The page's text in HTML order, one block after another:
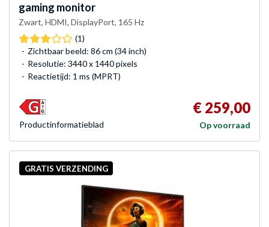
gaming monitor
Zwart, HDMI, DisplayPort, 165 Hz
(1)
Zichtbaar beeld: 86 cm (34 inch)
Resolutie: 3440 x 1440 pixels
Reactietijd: 1 ms (MPRT)
€ 259,00
Op voorraad
Product­informatieblad
GRATIS VERZENDING